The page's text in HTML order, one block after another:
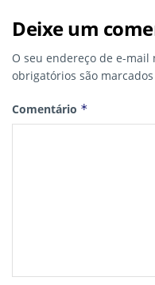
Deixe um
O seu endereço de e-mail
obrigatórios são
Comentário *